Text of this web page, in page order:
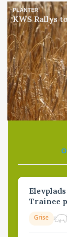
PLANTER
KWS Rallys
Trainee
Grise